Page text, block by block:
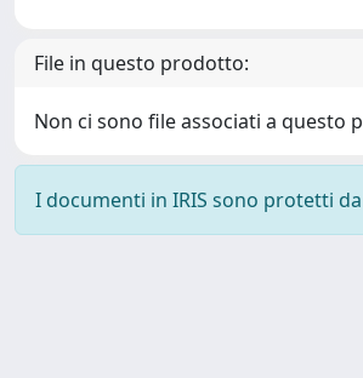
File in questo prodotto:
Non ci sono file associati a questo
I documenti in IRIS sono protetti